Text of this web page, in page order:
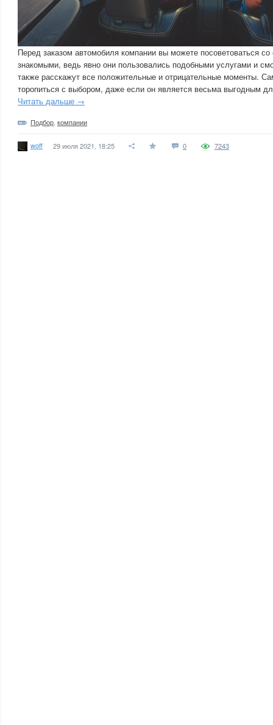
Перед заказом автомобиля компании вы можете посоветоваться
знакомыми, ведь явно они пользовались подобными услугами и
также расскажут все положительные и отрицательные моменты.
торопиться с выбором, даже если он является весьма выгодным
Читать дальше →
Подбор компании
woff 29 июля 2021, 18:25 0 7243